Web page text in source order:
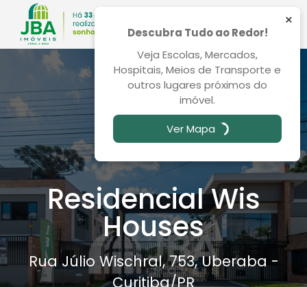
Residencial Wis
Houses
Rua Júlio Wischral, 753, Uberaba -
Curitiba/PR
×
Descubra Tudo ao Redor!
Veja Escolas, Mercados,
Hospitais, Meios de Transporte e
outros lugares próximos do
imóvel.
Ver Mapa